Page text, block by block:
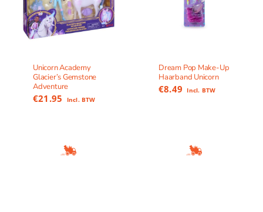
Unicorn Academy
Glacier’s Gemstone
Adventure
€21.95 Incl. BTW
Dream Pop Make-Up
Haarband Unicorn
€8.49 Incl. BTW